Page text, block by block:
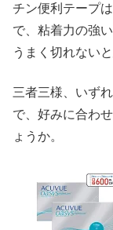
チン便利テープ
で、粘着力の強
うまく切れない
三者三様、いず
で、好みに合わ
ょうか。